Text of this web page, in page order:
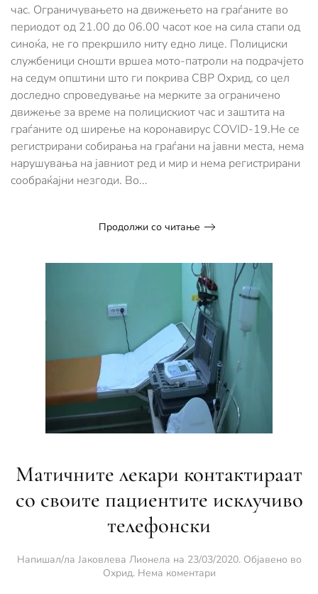
час
час. Oграничувањето на движењето на граѓаните во
периодот од 21.00 до 06.00 часот кое на сила стапи од
синоќа, не го прекршило ниту едно лице. Полициски
службеници сношти вршеа мото-патроли на подрачјето
на седум општини што ги покрива СВР Охрид, со цел
доследно спроведување на мерките за ограничено
движење за време на полицискиот час и заштита на
граѓаните од ширење на коронавирус COVID-19.Не се
регистрирани собирања на граѓани на јавни места, нема
нарушувања на јавниот ред и мир и нема регистрирани
сообраќајни незгоди. Во...
Продолжи со читање
Матичните лекари контактираат
со своите пациентите исклучиво
телефонски
Напишал/ла Јаковлева Лионела на 23/03/2020. Објавено во
Охрид. Нема коментариза